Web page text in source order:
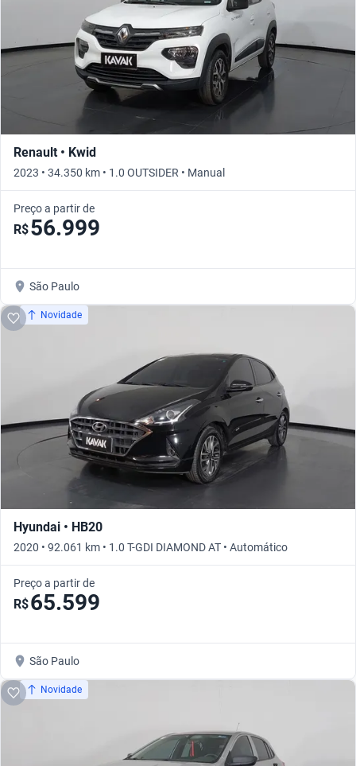
Renault • Kwid
2023 • 34.350 km • 1.0 OUTSIDER • Manual
Preço a partir de
R$56.999
São Paulo
Novidade
Hyundai • HB20
2020 • 92.061 km • 1.0 T-GDI DIAMOND AT • Automático
Preço a partir de
R$65.599
São Paulo
Novidade